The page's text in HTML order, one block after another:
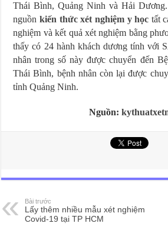
Thái Bình, Quảng Ninh và Hải
nguồn kiến thức xét nghiệm y học tất
nghiệm và kết quả xét nghiệm bằng
thấy có 24 hành khách dương tính với
nhân trong số này được chuyển đến
Thái Bình, bệnh nhân còn lại được
tỉnh Quảng Ninh.
Nguồn:
Bài trước
Lấy thêm nhiều mẫu xét nghiệm
Covid-19 tại TP HCM